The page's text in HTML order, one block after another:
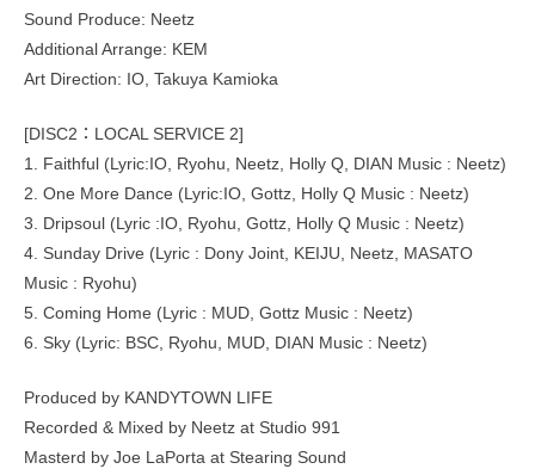
Sound Produce: Neetz
Additional Arrange: KEM
Art Direction: IO, Takuya Kamioka
[DISC2：LOCAL SERVICE 2]
1. Faithful (Lyric:IO, Ryohu, Neetz, Holly Q, DIAN Music : Neetz)
2. One More Dance (Lyric:IO, Gottz, Holly Q Music : Neetz)
3. Dripsoul (Lyric :IO, Ryohu, Gottz, Holly Q Music : Neetz)
4. Sunday Drive (Lyric : Dony Joint, KEIJU, Neetz, MASATO
Music : Ryohu)
5. Coming Home (Lyric : MUD, Gottz Music : Neetz)
6. Sky (Lyric: BSC, Ryohu, MUD, DIAN Music : Neetz)
Produced by KANDYTOWN LIFE
Recorded & Mixed by Neetz at Studio 991
Masterd by Joe LaPorta at Stearing Sound